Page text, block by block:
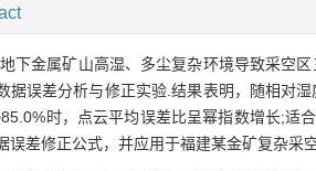
下金属矿山高湿、多尘复杂环境导致采空
据误差分析与修正实验.结果表明，随相对
时，点云平均误差比呈幂指数增长;适
误差修正公式，并应用于福建某金矿复杂采